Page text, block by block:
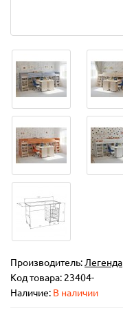
Производитель: Легенда
Код товара: 23404-
Наличие: В наличии